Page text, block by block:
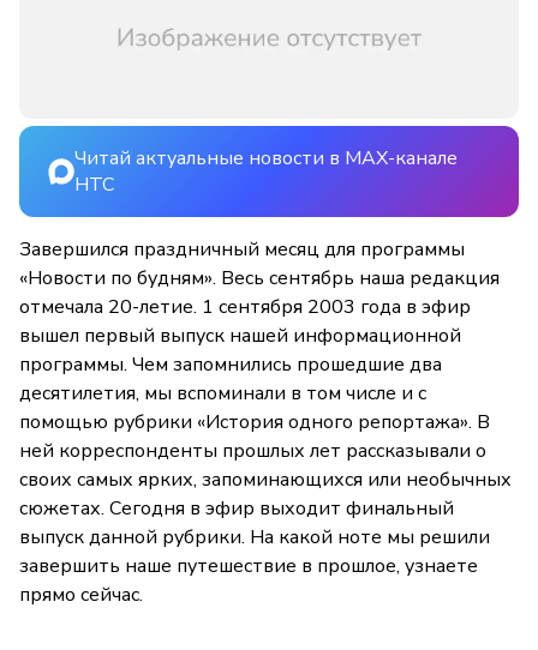
Читай актуальные новости в MAX-канале
НТС
Завершился праздничный месяц для программы
«Новости по будням». Весь сентябрь наша редакция
отмечала 20-летие. 1 сентября 2003 года в эфир
вышел первый выпуск нашей информационной
программы. Чем запомнились прошедшие два
десятилетия, мы вспоминали в том числе и с
помощью рубрики «История одного репортажа». В
ней корреспонденты прошлых лет рассказывали о
своих самых ярких, запоминающихся или необычных
сюжетах. Сегодня в эфир выходит финальный
выпуск данной рубрики. На какой ноте мы решили
завершить наше путешествие в прошлое, узнаете
прямо сейчас.